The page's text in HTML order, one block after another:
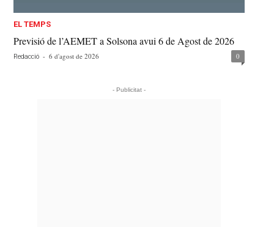
EL TEMPS
Previsió de l’AEMET a Solsona avui 6 de Agost de 2026
Redacció - 6 d'agost de 2026 0
- Publicitat -